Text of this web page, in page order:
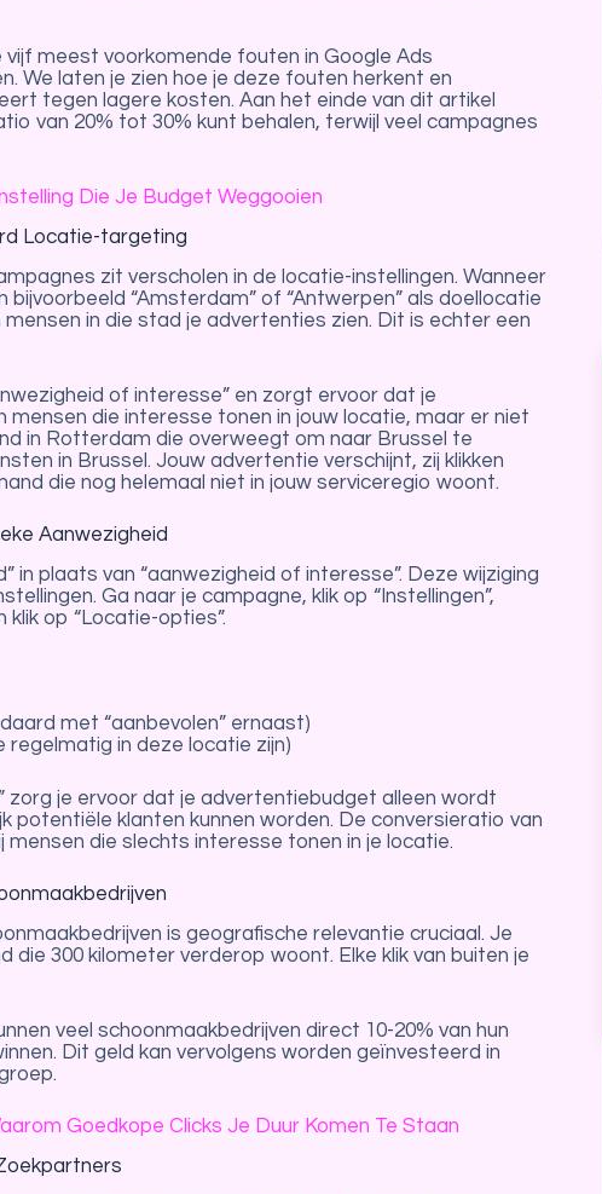
vijf meest voorkomende fouten in Google Ads
We laten je zien hoe je deze fouten herkent en
tegen lagere kosten. Aan het einde van dit artikel
van 20% tot 30% kunt behalen, terwijl veel campagnes
Die Je Budget Weggooien
Locatie-targeting
zit verscholen in de locatie-instellingen. Wanneer
“Amsterdam” of “Antwerpen” als doellocatie
in die stad je advertenties zien. Dit is echter een
of interesse” en zorgt ervoor dat je
die interesse tonen in jouw locatie, maar er niet
in Rotterdam die overweegt om naar Brussel te
in Brussel. Jouw advertentie verschijnt, zij klikken
die nog helemaal niet in jouw serviceregio woont.
Aanwezigheid
in plaats van “aanwezigheid of interesse”. Deze wijziging
Ga naar je campagne, klik op “Instellingen”,
klik op “Locatie-opties”.
met “aanbevolen” ernaast)
regelmatig in deze locatie zijn)
zorg je ervoor dat je advertentiebudget alleen wordt
potentiële klanten kunnen worden. De conversieratio van
die slechts interesse tonen in je locatie.
is geografische relevantie cruciaal. Je
die 300 kilometer verderop woont. Elke klik van buiten je
veel schoonmaakbedrijven direct 10-20% van hun
Dit geld kan vervolgens worden geïnvesteerd in
Goedkope Clicks Je Duur Komen Te Staan